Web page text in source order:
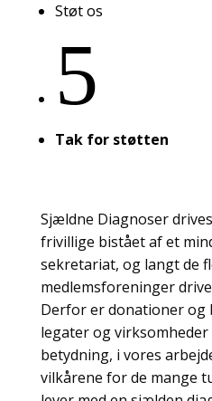
Støt os
5
Tak for støtten
Sjældne Diagnoser
frivillige bistået af et
sekretariat, og langt de
medlemsforeninger
Derfor er donationer og
legater og
betydning, i vores
vilkårene for de mange